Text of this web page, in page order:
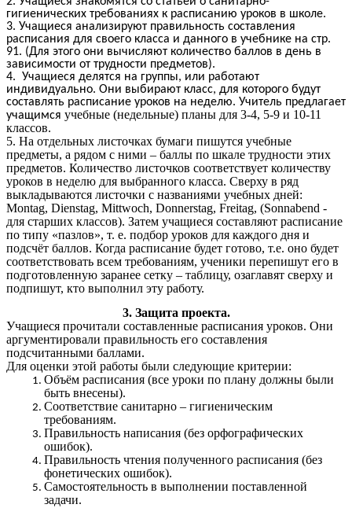
гигиенических требованиях к расписанию уроков в школе.
3. Учащиеся анализируют правильность составления
расписания для своего класса и данного в учебнике на стр.
91. (Для этого они вычисляют количество баллов в день в
зависимости от трудности предметов).
4. Учащиеся делятся на группы, или работают
индивидуально. Они выбирают класс, для которого будут
составлять расписание уроков на неделю. Учитель предлагает
учащимся учебные (недельные) планы для 3-4, 5-9 и 10-11
классов.
5. На отдельных листочках бумаги пишутся учебные
предметы, а рядом с ними – баллы по шкале трудности этих
предметов. Количество листочков соответствует количеству
уроков в неделю для выбранного класса. Сверху в ряд
выкладываются листочки с названиями учебных дней:
Montag, Dienstag, Mittwoch, Donnerstag, Freitag, (Sonnabend -
для старших классов). Затем учащиеся составляют расписание
по типу «пазлов», т. е. подбор уроков для каждого дня и
подсчёт баллов. Когда расписание будет готово, т.е. оно будет
соответствовать всем требованиям, ученики перепишут его в
подготовленную заранее сетку – таблицу, озаглавят сверху и
подпишут, кто выполнил эту работу.
3. Защита проекта.
Учащиеся прочитали составленные расписания уроков. Они
аргументировали правильность его составления
подсчитанными баллами.
Для оценки этой работы были следующие критерии:
Объём расписания (все уроки по плану должны были
быть внесены).
Соответствие санитарно – гигиеническим
требованиям.
Правильность написания (без орфографических
ошибок).
Правильность чтения полученного расписания (без
фонетических ошибок).
Самостоятельность в выполнении поставленной
задачи.